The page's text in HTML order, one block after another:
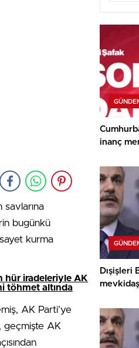
savlarına
bugünkü
kurma
hür iradeleriyle AK
töhmet altında
AK Parti’ye
geçmişte AK
inanç
Dışişleri